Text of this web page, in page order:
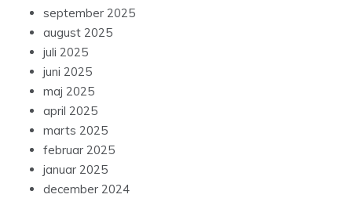
september 2025
august 2025
juli 2025
juni 2025
maj 2025
april 2025
marts 2025
februar 2025
januar 2025
december 2024